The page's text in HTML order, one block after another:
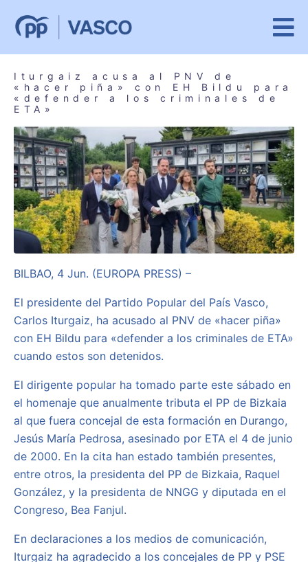
Iturgaiz acusa al PNV de
«hacer piña» con EH Bildu para
«defender a los criminales de
ETA»
BILBAO, 4 Jun. (EUROPA PRESS) –
El presidente del Partido Popular del País Vasco,
Carlos Iturgaiz, ha acusado al PNV de «hacer piña»
con EH Bildu para «defender a los criminales de ETA»
cuando estos son detenidos.
El dirigente popular ha tomado parte este sábado en
el homenaje que anualmente tributa el PP de Bizkaia
al que fuera concejal de esta formación en Durango,
Jesús María Pedrosa, asesinado por ETA el 4 de junio
de 2000. En la cita han estado también presentes,
entre otros, la presidenta del PP de Bizkaia, Raquel
González, y la presidenta de NNGG y diputada en el
Congreso, Bea Fanjul.
En declaraciones a los medios de comunicación,
Iturgaiz ha agradecido a los concejales de PP y PSE